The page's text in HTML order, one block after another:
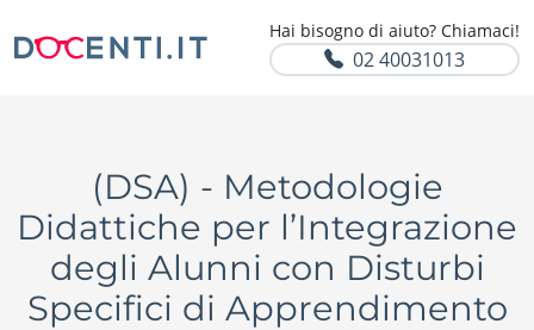
Hai bisogno di aiuto? Chiamaci!
02 40031013
(DSA) - Metodologie
Didattiche per l’Integrazione
degli Alunni con Disturbi
Specifici di Apprendimento